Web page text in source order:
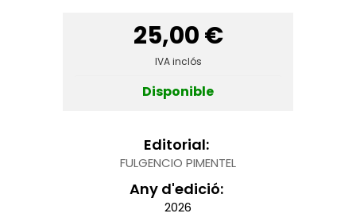
25,00 €
IVA inclós
Disponible
Editorial:
FULGENCIO PIMENTEL
Any d'edició:
2026